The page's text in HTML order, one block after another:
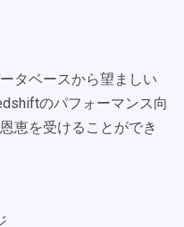
タベースから望ましい
のパフォーマンス向
恵を受けることができ